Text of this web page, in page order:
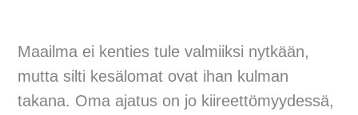
Maailma ei kenties tule valmiiksi nytkään,
mutta silti kesälomat ovat ihan kulman
takana. Oma ajatus on jo kiireettömyydessä,